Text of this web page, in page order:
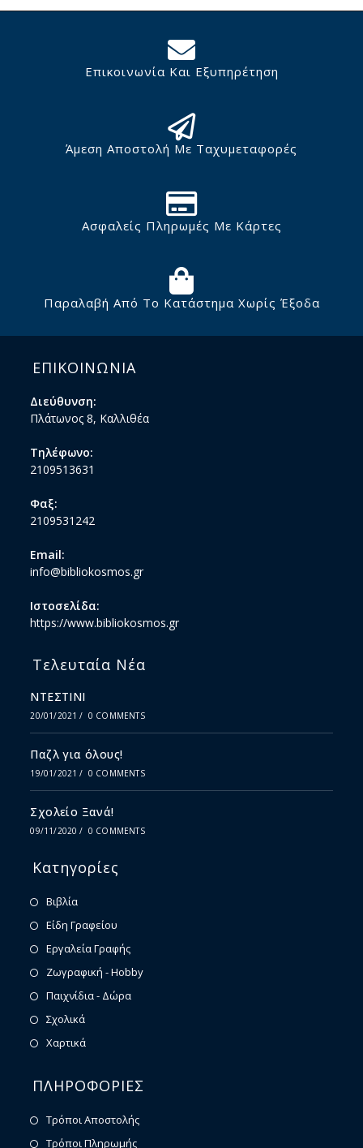
Επικοινωνία Και Εξυπηρέτηση
Άμεση Αποστολή Με Ταχυμεταφορές
Ασφαλείς Πληρωμές Με Κάρτες
Παραλαβή Από Το Κατάστημα Χωρίς Έξοδα
ΕΠΙΚΟΙΝΩΝΙΑ
Διεύθυνση:
Πλάτωνος 8, Καλλιθέα
Τηλέφωνο:
2109513631
Φαξ:
2109531242
Email:
info@bibliokosmos.gr
Ιστοσελίδα:
https://www.bibliokosmos.gr
Τελευταία Νέα
ΝΤΕΣΤΙΝΙ
20/01/2021 / 0 COMMENTS
Παζλ για όλους!
19/01/2021 / 0 COMMENTS
Σχολείο Ξανά!
09/11/2020 / 0 COMMENTS
Κατηγορίες
Βιβλία
Είδη Γραφείου
Εργαλεία Γραφής
Ζωγραφική - Hobby
Παιχνίδια - Δώρα
Σχολικά
Χαρτικά
ΠΛΗΡΟΦΟΡΙΕΣ
Τρόποι Αποστολής
Τρόποι Πληρωμής